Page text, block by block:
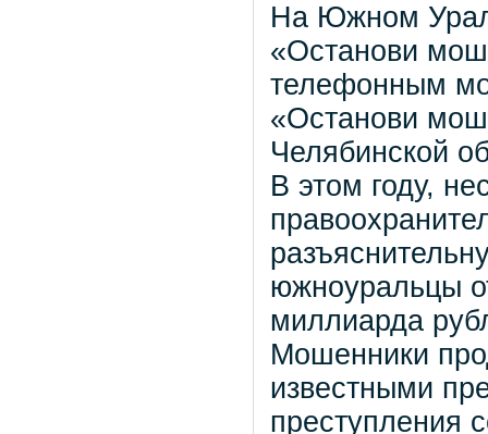
На Южном
«Останови
телефонным
«Останови
Челябинской
В этом году,
южноуральцы
миллиарда
Мошенники
известными
преступления